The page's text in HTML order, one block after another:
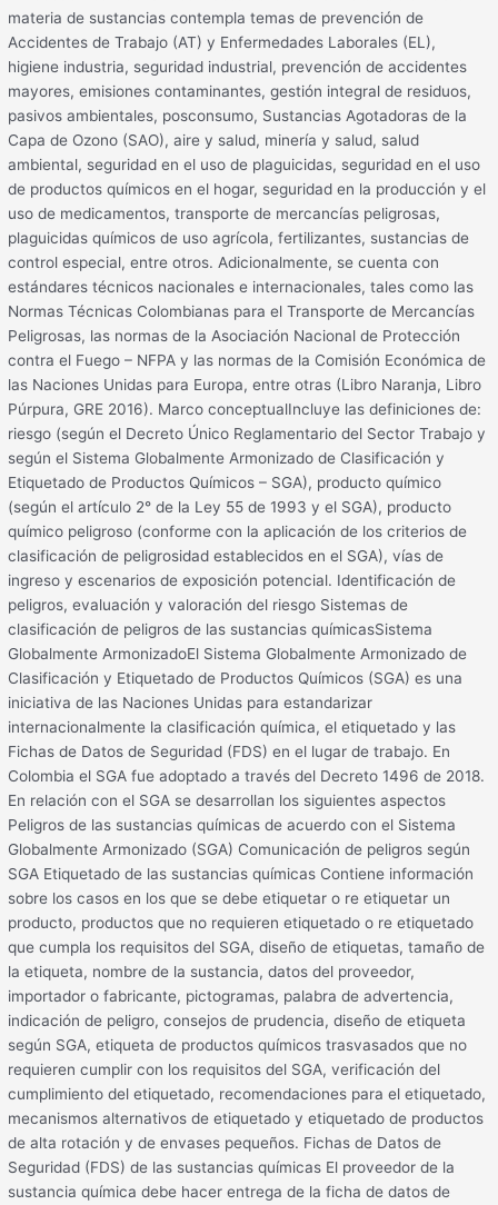
materia de sustancias contempla temas de prevención de
Accidentes de Trabajo (AT) y Enfermedades Laborales (EL),
higiene industria, seguridad industrial, prevención de accidentes
mayores, emisiones contaminantes, gestión integral de residuos,
pasivos ambientales, posconsumo, Sustancias Agotadoras de la
Capa de Ozono (SAO), aire y salud, minería y salud, salud
ambiental, seguridad en el uso de plaguicidas, seguridad en el uso
de productos químicos en el hogar, seguridad en la producción y el
uso de medicamentos, transporte de mercancías peligrosas,
plaguicidas químicos de uso agrícola, fertilizantes, sustancias de
control especial, entre otros. Adicionalmente, se cuenta con
estándares técnicos nacionales e internacionales, tales como las
Normas Técnicas Colombianas para el Transporte de Mercancías
Peligrosas, las normas de la Asociación Nacional de Protección
contra el Fuego – NFPA y las normas de la Comisión Económica de
las Naciones Unidas para Europa, entre otras (Libro Naranja, Libro
Púrpura, GRE 2016). Marco conceptualIncluye las definiciones de:
riesgo (según el Decreto Único Reglamentario del Sector Trabajo y
según el Sistema Globalmente Armonizado de Clasificación y
Etiquetado de Productos Químicos – SGA), producto químico
(según el artículo 2° de la Ley 55 de 1993 y el SGA), producto
químico peligroso (conforme con la aplicación de los criterios de
clasificación de peligrosidad establecidos en el SGA), vías de
ingreso y escenarios de exposición potencial. Identificación de
peligros, evaluación y valoración del riesgo Sistemas de
clasificación de peligros de las sustancias químicasSistema
Globalmente ArmonizadoEl Sistema Globalmente Armonizado de
Clasificación y Etiquetado de Productos Químicos (SGA) es una
iniciativa de las Naciones Unidas para estandarizar
internacionalmente la clasificación química, el etiquetado y las
Fichas de Datos de Seguridad (FDS) en el lugar de trabajo. En
Colombia el SGA fue adoptado a través del Decreto 1496 de 2018.
En relación con el SGA se desarrollan los siguientes aspectos
Peligros de las sustancias químicas de acuerdo con el Sistema
Globalmente Armonizado (SGA) Comunicación de peligros según
SGA Etiquetado de las sustancias químicas Contiene información
sobre los casos en los que se debe etiquetar o re etiquetar un
producto, productos que no requieren etiquetado o re etiquetado
que cumpla los requisitos del SGA, diseño de etiquetas, tamaño de
la etiqueta, nombre de la sustancia, datos del proveedor,
importador o fabricante, pictogramas, palabra de advertencia,
indicación de peligro, consejos de prudencia, diseño de etiqueta
según SGA, etiqueta de productos químicos trasvasados que no
requieren cumplir con los requisitos del SGA, verificación del
cumplimiento del etiquetado, recomendaciones para el etiquetado,
mecanismos alternativos de etiquetado y etiquetado de productos
de alta rotación y de envases pequeños. Fichas de Datos de
Seguridad (FDS) de las sustancias químicas El proveedor de la
sustancia química debe hacer entrega de la ficha de datos de